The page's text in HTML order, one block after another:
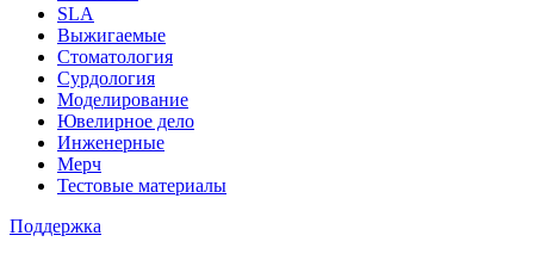
SLA
Выжигаемые
Стоматология
Сурдология
Моделирование
Ювелирное дело
Инженерные
Мерч
Тестовые материалы
Поддержка